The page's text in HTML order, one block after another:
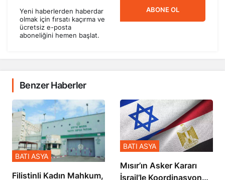
Yeni haberlerden haberdar
olmak için fırsatı kaçırma ve
ücretsiz e-posta
aboneliğini hemen başlat.
ABONE OL
Benzer Haberler
Filistinli Kadın Mahkum,
BATI ASYA
Mısır’ın Asker Kararı
İsrail’le Koordinasyon
BATI ASYA